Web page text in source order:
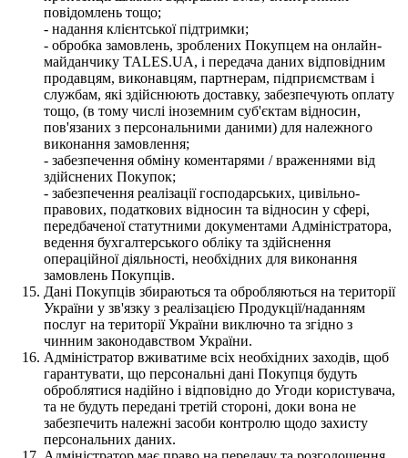
повідомлень тощо;
- надання клієнтської підтримки;
- обробка замовлень, зроблених Покупцем на онлайн-
майданчику TALES.UA, і передача даних відповідним
продавцям, виконавцям, партнерам, підприємствам і
службам, які здійснюють доставку, забезпечують оплату
тощо, (в тому числі іноземним суб'єктам відносин,
пов'язаних з персональними даними) для належного
виконання замовлення;
- забезпечення обміну коментарями / враженнями від
здійснених Покупок;
- забезпечення реалізації господарських, цивільно-
правових, податкових відносин та відносин у сфері,
передбаченої статутними документами Адміністратора,
ведення бухгалтерського обліку та здійснення
операційної діяльності, необхідних для виконання
замовлень Покупців.
Дані Покупців збираються та обробляються на території
України у зв'язку з реалізацією Продукції/наданням
послуг на території України виключно та згідно з
чинним законодавством України.
Адміністратор вживатиме всіх необхідних заходів, щоб
гарантувати, що персональні дані Покупця будуть
оброблятися надійно і відповідно до Угоди користувача,
та не будуть передані третій стороні, доки вона не
забезпечить належні засоби контролю щодо захисту
персональних даних.